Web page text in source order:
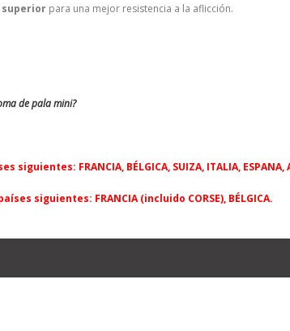
superior para una mejor resistencia a la aflicción.
de pala mini?
FRANCIA, BÉLGICA, SUIZA, ITALIA, ESPANA,
siguientes: FRANCIA (incluido CORSE), BÉLGICA.